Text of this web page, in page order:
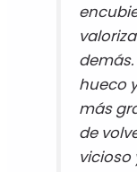
hueco
más
de
vicioso